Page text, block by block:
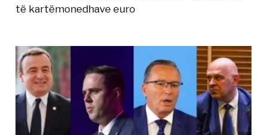
të kartëmonedhave euro